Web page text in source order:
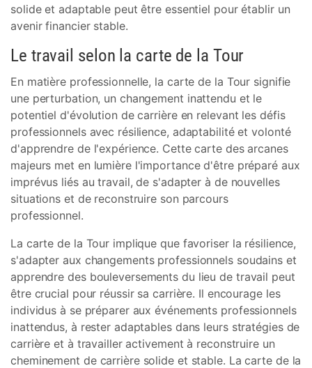
solide et adaptable peut être essentiel pour établir un
avenir financier stable.
Le travail selon la carte de la Tour
En matière professionnelle, la carte de la Tour signifie
une perturbation, un changement inattendu et le
potentiel d'évolution de carrière en relevant les défis
professionnels avec résilience, adaptabilité et volonté
d'apprendre de l'expérience. Cette carte des arcanes
majeurs met en lumière l'importance d'être préparé aux
imprévus liés au travail, de s'adapter à de nouvelles
situations et de reconstruire son parcours
professionnel.
La carte de la Tour implique que favoriser la résilience,
s'adapter aux changements professionnels soudains et
apprendre des bouleversements du lieu de travail peut
être crucial pour réussir sa carrière. Il encourage les
individus à se préparer aux événements professionnels
inattendus, à rester adaptables dans leurs stratégies de
carrière et à travailler activement à reconstruire un
cheminement de carrière solide et stable. La carte de la